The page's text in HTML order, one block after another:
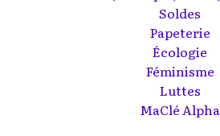
Soldes
Papeterie
Écologie
Féminisme
Luttes
MaClé Alpha